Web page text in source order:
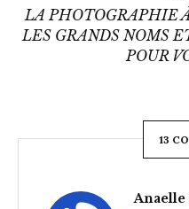
LA PHOTOGRAPHIE
LES GRANDS NOMS
POUR
13